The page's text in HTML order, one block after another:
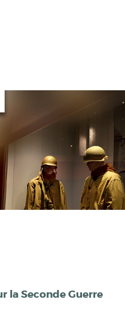
la Seconde Guerre